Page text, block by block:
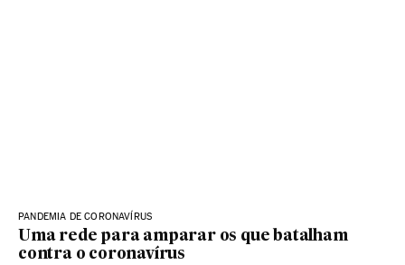
PANDEMIA DE CORONAVÍRUS
Uma rede para amparar os que batalham
contra o coronavírus